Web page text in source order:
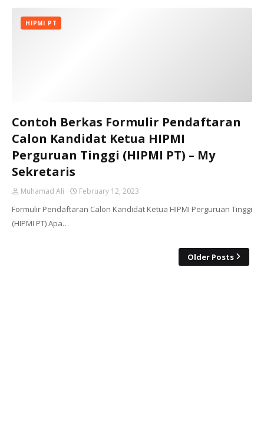
HIPMI PT
Contoh Berkas Formulir Pendaftaran
Calon Kandidat Ketua HIPMI
Perguruan Tinggi (HIPMI PT) – My
Sekretaris
Muhamad Ali February 12, 2023
Formulir Pendaftaran Calon Kandidat Ketua HIPMI Perguruan Tinggi
(HIPMI PT) Apa…
Older Posts